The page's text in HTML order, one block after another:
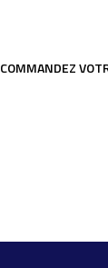
COMMANDEZ